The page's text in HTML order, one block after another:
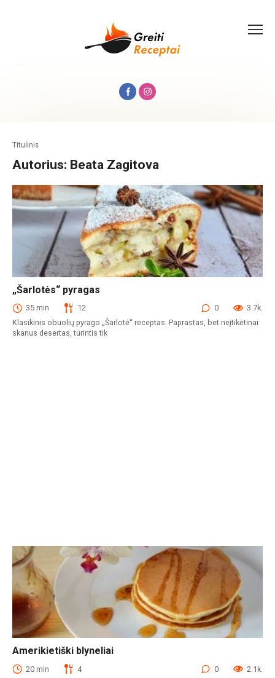
Titulinis
Autorius: Beata Zagitova
„Šarlotės“ pyragas
35 min 12 0
3.7k.
Klasikinis obuolių pyrago „Šarlotė“ receptas. Paprastas, bet neįtikėtinai
skanus desertas, turintis tik
Amerikietiški blyneliai
20 min 4 0
2.1k.